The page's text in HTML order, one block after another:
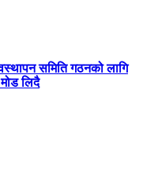
समिति गठनको लागि
लिदै